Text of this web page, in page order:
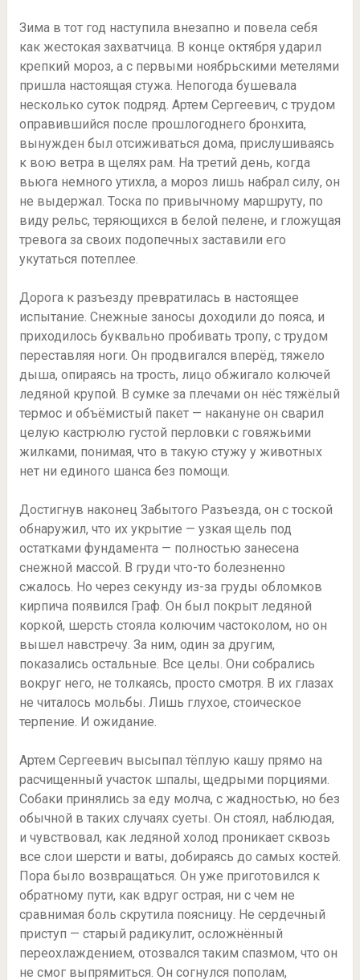
Зима в тот год наступила внезапно и повела себя
как жестокая захватчица. В конце октября ударил
крепкий мороз, а с первыми ноябрьскими метелями
пришла настоящая стужа. Непогода бушевала
несколько суток подряд. Артем Сергеевич, с трудом
оправившийся после прошлогоднего бронхита,
вынужден был отсиживаться дома, прислушиваясь
к вою ветра в щелях рам. На третий день, когда
вьюга немного утихла, а мороз лишь набрал силу, он
не выдержал. Тоска по привычному маршруту, по
виду рельс, теряющихся в белой пелене, и гложущая
тревога за своих подопечных заставили его
укутаться потеплее.
Дорога к разъезду превратилась в настоящее
испытание. Снежные заносы доходили до пояса, и
приходилось буквально пробивать тропу, с трудом
переставляя ноги. Он продвигался вперёд, тяжело
дыша, опираясь на трость, лицо обжигало колючей
ледяной крупой. В сумке за плечами он нёс тяжёлый
термос и объёмистый пакет — накануне он сварил
целую кастрюлю густой перловки с говяжьими
жилками, понимая, что в такую стужу у животных
нет ни единого шанса без помощи.
Достигнув наконец Забытого Разъезда, он с тоской
обнаружил, что их укрытие — узкая щель под
остатками фундамента — полностью занесена
снежной массой. В груди что-то болезненно
сжалось. Но через секунду из-за груды обломков
кирпича появился Граф. Он был покрыт ледяной
коркой, шерсть стояла колючим частоколом, но он
вышел навстречу. За ним, один за другим,
показались остальные. Все целы. Они собрались
вокруг него, не толкаясь, просто смотря. В их глазах
не читалось мольбы. Лишь глухое, стоическое
терпение. И ожидание.
Артем Сергеевич высыпал тёплую кашу прямо на
расчищенный участок шпалы, щедрыми порциями.
Собаки принялись за еду молча, с жадностью, но без
обычной в таких случаях суеты. Он стоял, наблюдая,
и чувствовал, как ледяной холод проникает сквозь
все слои шерсти и ваты, добираясь до самых костей.
Пора было возвращаться. Он уже приготовился к
обратному пути, как вдруг острая, ни с чем не
сравнимая боль скрутила поясницу. Не сердечный
приступ — старый радикулит, осложнённый
переохлаждением, отозвался таким спазмом, что он
не смог выпрямиться. Он согнулся пополам,